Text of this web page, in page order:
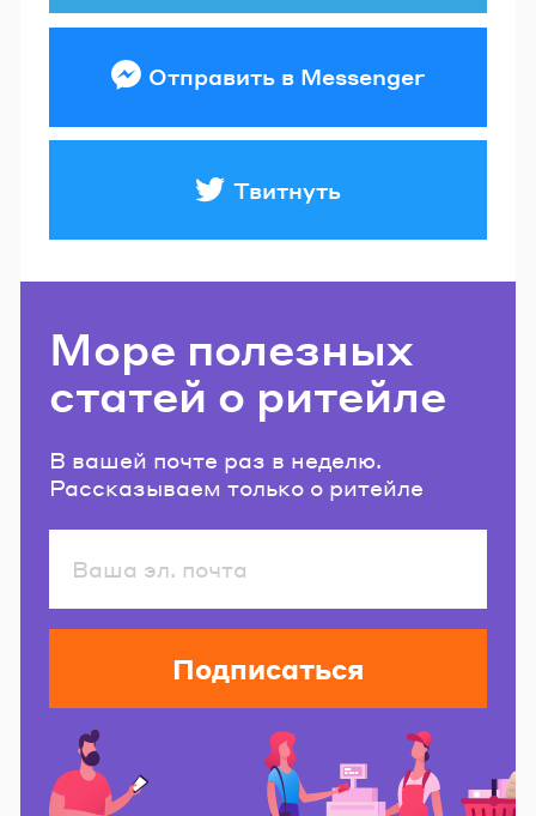
Отправить в Messenger
Твитнуть
Море полезных
статей о ритейле
В вашей почте раз в неделю.
Рассказываем только о ритейле
Подписаться